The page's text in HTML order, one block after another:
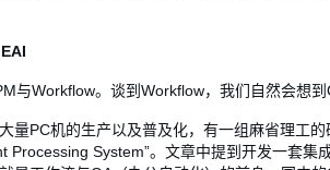
与Workflow。谈到Workflow，我们自然会想
量PC机的生产以及普及化，有一组麻省理工
Processing System”。文章中提到开发一套